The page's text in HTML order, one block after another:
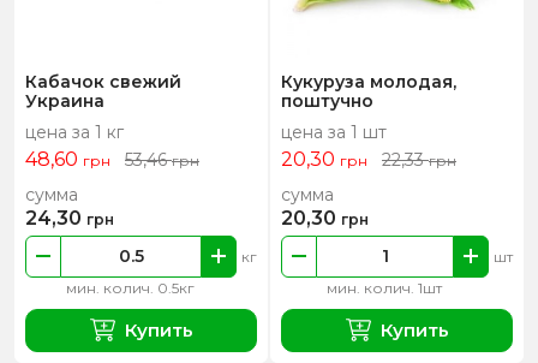
Кабачок свежий
Украина
цена за 1 кг
48,60 грн 53,46грн
мин. колич. 0.5кг
кг
сумма
24,30 грн
Купить
Кукуруза молодая,
поштучно
цена за 1 шт
20,30 грн 22,33грн
мин. колич. 1шт
шт
сумма
20,30 грн
Купить